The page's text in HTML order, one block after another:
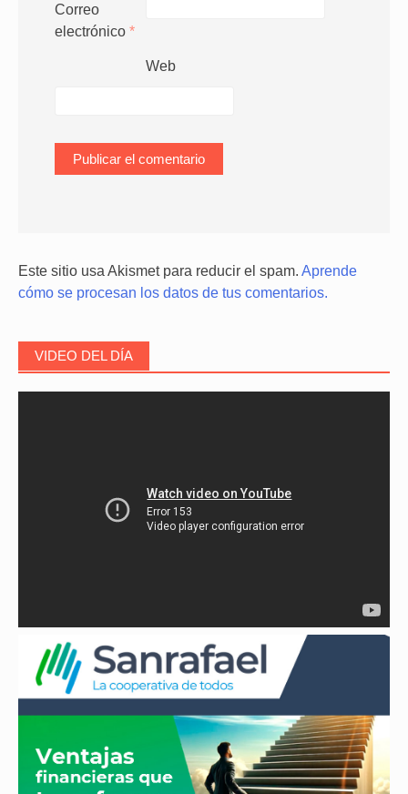
Correo
electrónico *
Web
Este sitio usa Akismet para reducir el spam. Aprende
cómo se procesan los datos de tus comentarios.
VIDEO DEL DÍA